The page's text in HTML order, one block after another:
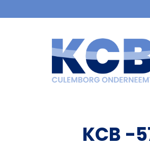
KCB -